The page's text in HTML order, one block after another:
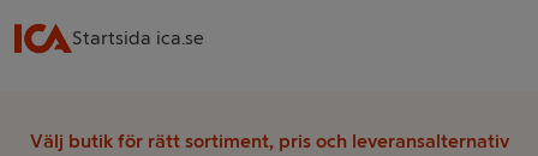
Startsida ica.se
Välj butik för rätt sortiment, pris och leveransalternativ